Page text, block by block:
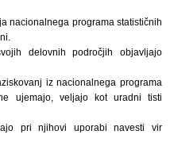
nacionalnega programa statističnih
delovnih področjih objavljajo
iz nacionalnega programa
ujemajo, veljajo kot uradni tisti
pri njihovi uporabi navesti vir